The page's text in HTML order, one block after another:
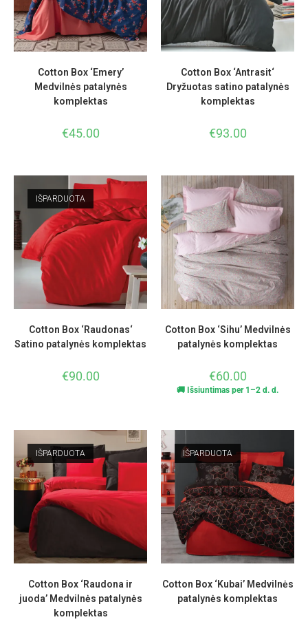
Cotton Box ‘Emery’
Medvilnės patalynės
komplektas
€45.00
Cotton Box ‘Antrasit‘
Dryžuotas satino patalynės
komplektas
€93.00
IŠPARDUOTA
Cotton Box ‘Raudonas‘
Satino patalynės komplektas
€90.00
Cotton Box ‘Sihu’ Medvilnės
patalynės komplektas
€60.00
🚚 Išsiuntimas per 1–2 d. d.
IŠPARDUOTA
Cotton Box ‘Raudona ir
juoda’ Medvilnės patalynės
komplektas
IŠPARDUOTA
Cotton Box ‘Kubai’ Medvilnės
patalynės komplektas